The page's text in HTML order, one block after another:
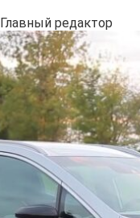
Главный редактор